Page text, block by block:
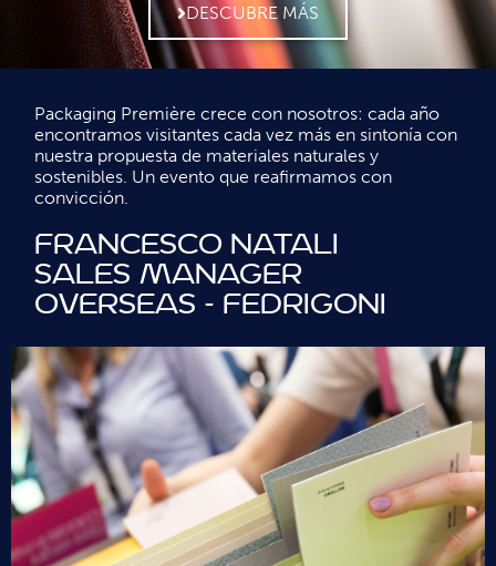
DESCUBRE MÁS
Packaging Première crece con nosotros: cada año
encontramos visitantes cada vez más en sintonía con
nuestra propuesta de materiales naturales y
sostenibles. Un evento que reafirmamos con
convicción.
Francesco Natali
Sales Manager
Overseas - Fedrigoni